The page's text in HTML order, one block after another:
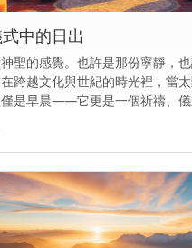
中的日出
聖的感覺。也許是那份寧靜，
跨越文化與世紀的時光裡，當
是早晨——它更是一個祈禱、儀
出長久以來標誌著許多宗教中
慶...